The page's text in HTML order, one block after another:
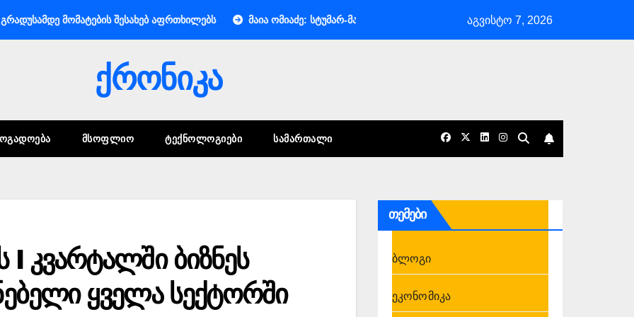
მომატების შესახებ აფრთხილებს მაია ომიაძე: სტუმარ-მასპინძლობა არის საქართველოს განსაკუთრებული ხიბლი და ის
აგვისტო 7, 2026
ქრონიკა
ᲛᲡᲝᲤᲚᲘᲝ ᲢᲔᲥᲜᲝᲚᲝᲒᲘᲔᲑᲘ ᲡᲐᲛᲐᲠᲗᲐᲚᲘ
კვარტალში ბიზნეს
ყველა სექტორში
თემები
ბლოგი
ეკონომიკა